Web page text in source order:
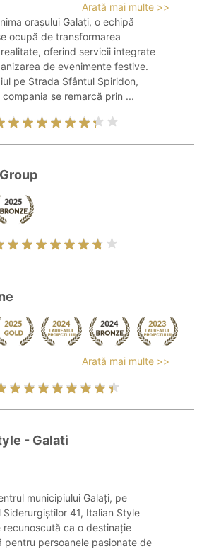
Arată mai multe >>
orașului Galați, o echipă
ocupă de transformarea
oferind servicii integrate
de evenimente festive.
pe Strada Sfântul Spiridon,
compania se remarcă prin ...
Arată mai multe >>
- Galati
municipiului Galați, pe
Siderurgiștilor 41, Italian Style
recunoscută ca o destinație
pentru persoanele pasionate de